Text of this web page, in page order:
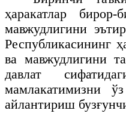
ҳаракатлар
мавжудлигини
Республикасининг
ва мавжудлигини
давлат
мамлакатимизни
айлантириш